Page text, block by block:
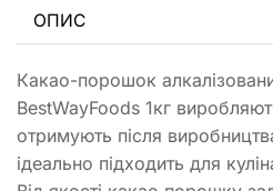
ОПИС
Какао-порошок
BestWayFoods 1кг
отримують після
ідеально підходить для